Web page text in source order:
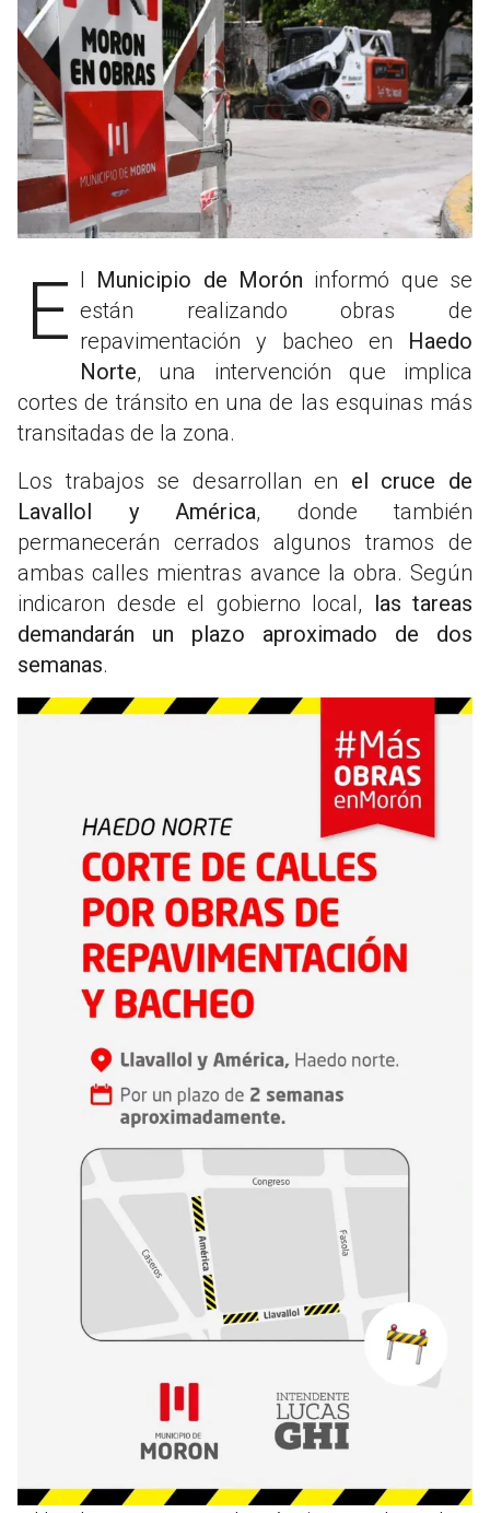
El Municipio de Morón informó que se
están realizando obras de
repavimentación y bacheo en Haedo
Norte, una intervención que implica
cortes de tránsito en una de las esquinas más
transitadas de la zona.
Los trabajos se desarrollan en el cruce de
Lavallol y América, donde también
permanecerán cerrados algunos tramos de
ambas calles mientras avance la obra. Según
indicaron desde el gobierno local, las tareas
demandarán un plazo aproximado de dos
semanas.